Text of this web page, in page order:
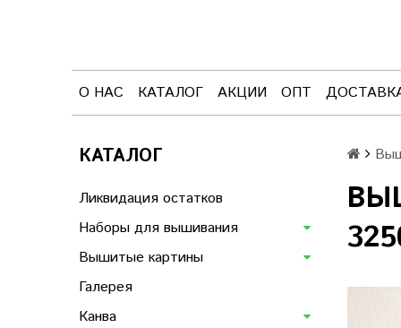
О НАС КАТАЛОГ АКЦИИ ОПТ
КАТАЛОГ
Ликвидация остатков
Наборы для вышивания
Вышитые картины
Галерея
Канва